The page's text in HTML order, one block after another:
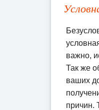
важно,
Так же
ваших
причин.